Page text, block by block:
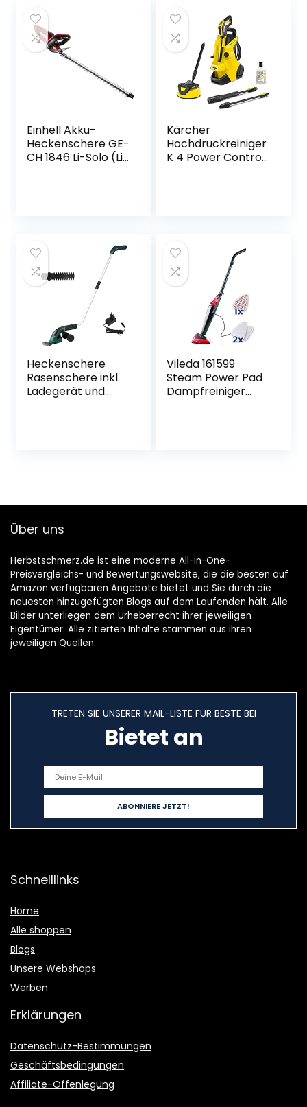
Einhell Akku-
Heckenschere GE-
CH 1846 Li-Solo (Li-
Kärcher
Hochdruckreiniger
K 4 Power Control
Verschmutzungen
– inkl. Home-Kit
Heckenschere
Rasenschere inkl.
Ladegerät und
Elektrische
Vileda 161599
Steam Power Pad
Dampfreiniger
Über uns
Herbstschmerz.de ist eine moderne All-in-One-
Preisvergleichs- und Bewertungswebsite, die die besten auf
Amazon verfügbaren Angebote bietet und Sie durch die
neuesten hinzugefügten Blogs auf dem Laufenden hält. Alle
Bilder unterliegen dem Urheberrecht ihrer jeweiligen
Eigentümer. Alle zitierten Inhalte stammen aus ihren
jeweiligen Quellen.
TRETEN SIE UNSERER MAIL-LISTE FÜR BESTE BEI
Bietet an
Schnelllinks
Home
Alle shoppen
Blogs
Unsere Webshops
Werben
Erklärungen
Datenschutz-Bestimmungen
Geschäftsbedingungen
Affiliate-Offenlegung